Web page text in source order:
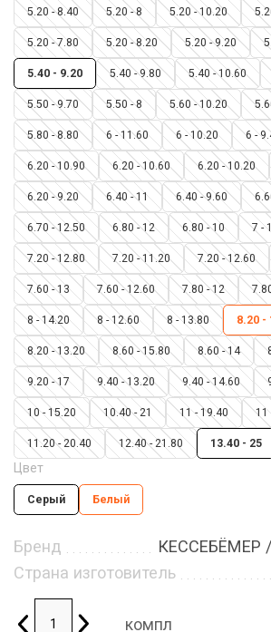
5.20 - 8.40 5.20 - 8 5.20 - 10.20
5.20 - 7.80 5.20 - 8.20 5.20 - 9.20
5.40 - 9.20 5.40 - 9.80 5.40 - 10.60
5.50 - 9.70 5.50 - 8 5.60 - 10.20
5.80 - 8.80 6 - 11.60 6 - 10.20 6 -
6.20 - 10.90 6.20 - 10.60 6.20 - 10.20
6.20 - 9.20 6.40 - 11 6.40 - 9.60
6.70 - 12.50 6.80 - 12 6.80 - 10 7 -
7.20 - 12.80 7.20 - 11.20 7.20 - 12.60
7.60 - 13 7.60 - 12.60 7.80 - 12
8 - 14.20 8 - 12.60 8 - 13.80 8.20 -
8.20 - 13.20 8.60 - 15.80 8.60 - 14
9.20 - 17 9.40 - 13.20 9.40 - 14.60
10 - 15.20 10.40 - 21 11 - 19.40 11
11.20 - 20.40 12.40 - 21.80 13.40 - 25
Цвет
Серый Белый
Бренд
КЕССЕБЁМЕР /
Страна изготовитель
компл